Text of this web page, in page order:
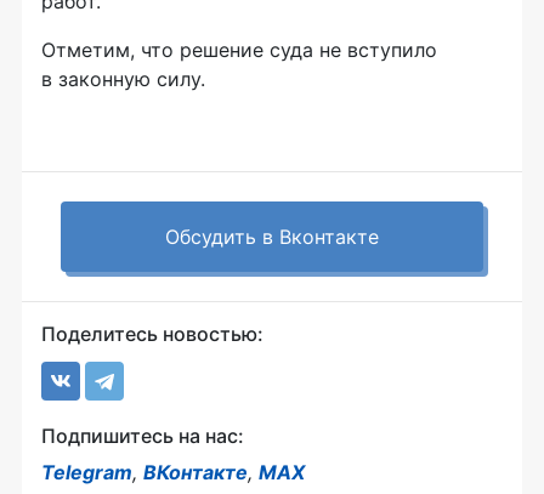
Отметим, что решение суда не вступило
в законную силу.
Обсудить в Вконтакте
Поделитесь новостью:
Подпишитесь на нас:
Telegram, ВКонтакте, MAX